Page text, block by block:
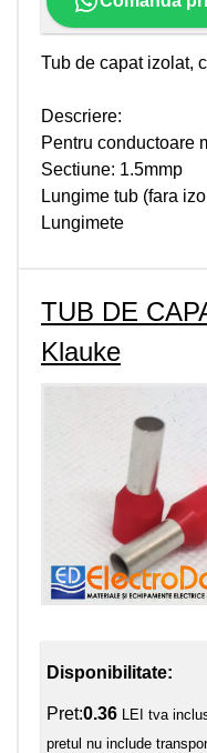
Tub de capat izolat,
Descriere:
Pentru conductoare
Sectiune: 1.5mmp
Lungime tub (fara
Lungimete
TUB DE
Klauke
Disponibilitate:
Pret:0.36 LEI tva
pretul nu include